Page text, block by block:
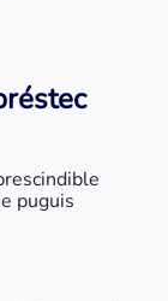
puguis